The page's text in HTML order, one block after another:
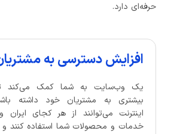
حرفه‌ای دارد.
افزایش دسترسی به
یک وب‌سایت به شما کمک می‌کند
بیشتری به مشتریان خود داشته
اینترنت می‌توانند از هر کجای ایران
خدمات و محصولات شما استفاده کنند و